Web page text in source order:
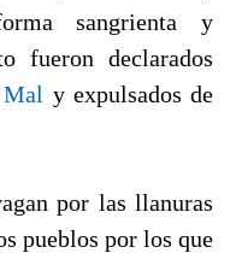
sangrienta y
fueron declarados
Mal y expulsados de
por las llanuras
pueblos por los que